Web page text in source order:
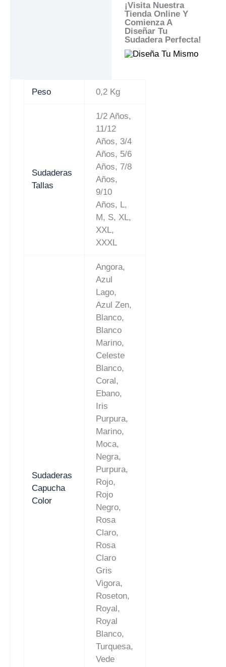
¡Visita Nuestra
Tienda Online Y
Comienza A
Diseñar Tu
Sudadera Perfecta!
Peso 0,2 Kg
Sudaderas
Tallas
1/2 Años,
11/12
Años, 3/4
Años, 5/6
Años, 7/8
Años,
9/10
Años, L,
M, S, XL,
XXL,
XXXL
Sudaderas
Capucha
Color
Angora,
Azul
Lago,
Azul Zen,
Blanco,
Blanco
Marino,
Celeste
Blanco,
Coral,
Ebano,
Iris
Purpura,
Marino,
Moca,
Negra,
Purpura,
Rojo,
Rojo
Negro,
Rosa
Claro,
Rosa
Claro
Gris
Vigora,
Roseton,
Royal,
Royal
Blanco,
Turquesa,
Vede